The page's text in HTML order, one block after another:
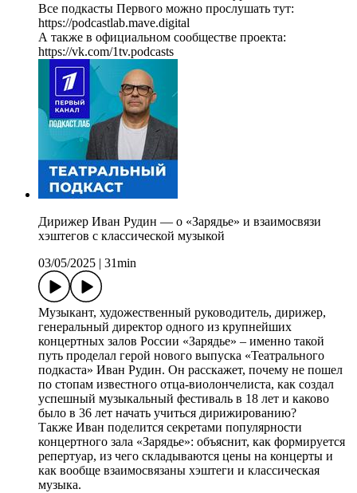
Все подкасты Первого можно прослушать тут:
https://podcastlab.mave.digital
А также в официальном сообществе проекта:
https://vk.com/1tv.podcasts
Дирижер Иван Рудин — о «Зарядье» и взаимосвязи
хэштегов с классической музыкой
03/05/2025
31min
Музыкант, художественный руководитель, дирижер,
генеральный директор одного из крупнейших
концертных залов России «Зарядье» – именно такой
путь проделал герой нового выпуска «Театрального
подкаста» Иван Рудин. Он расскажет, почему не пошел
по стопам известного отца-виолончелиста, как создал
успешный музыкальный фестиваль в 18 лет и каково
было в 36 лет начать учиться дирижированию?
Также Иван поделится секретами популярности
концертного зала «Зарядье»: объяснит, как формируется
репертуар, из чего складываются цены на концерты и
как вообще взаимосвязаны хэштеги и классическая
музыка.